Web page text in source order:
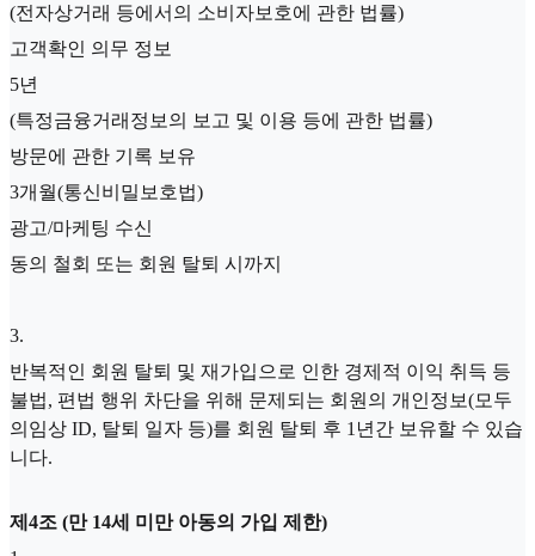
(전자상거래 등에서의 소비자보호에 관한 법률)
고객확인 의무 정보
5년
(특정금융거래정보의 보고 및 이용 등에 관한 법률)
방문에 관한 기록 보유
3개월(통신비밀보호법)
광고/마케팅 수신
동의 철회 또는 회원 탈퇴 시까지
3.
반복적인 회원 탈퇴 및 재가입으로 인한 경제적 이익 취득 등
불법, 편법 행위 차단을 위해 문제되는 회원의 개인정보(모두
의임상 ID, 탈퇴 일자 등)를 회원 탈퇴 후 1년간 보유할 수 있습
니다.
제4조 (만 14세 미만 아동의 가입 제한)